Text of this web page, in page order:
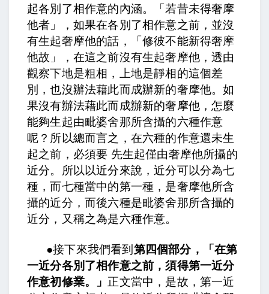
起各別了相作意的內涵。「若昔未得奢摩
他者」，如果在各別了相作意之前，並沒
有生起奢摩他的話，「修彼不能新得奢摩
他故」，在這之前沒有生起奢摩他，透由
觀察下地是粗相，上地是靜相的這個差
別，也沒辦法藉此而成辦新的奢摩他。如
果沒有辦法藉此而成辦新的奢摩他，怎麼
能夠生起由毗婆舍那所含攝的六種作意
呢？所以總而言之，在六種的作意還未生
起之前，必須要 先生起僅由奢摩他所攝的
近分。所以以近分來說，近分可以分為七
種，而七種當中的第一種，是奢摩他所含
攝的近分，而後六種是毗婆舍那所含攝的
近分，又稱之為是六種作意。
●接下來我們看到 第四個部分，「在第
一近分各別了相作意之前，須得第一近分
作意初修業。」 正文當中， 是故，第一近